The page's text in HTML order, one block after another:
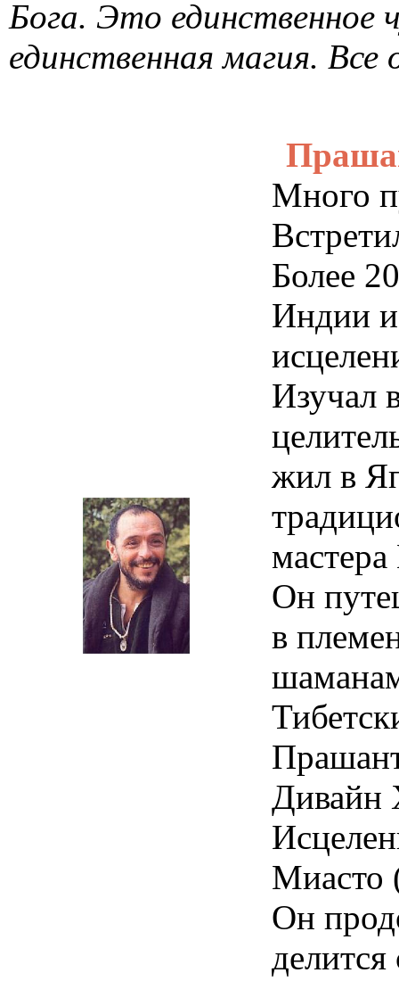
существа. В вас живет
Бога. Это единственное
Много
Более
Индии и
Изучал
жил в
Он
в
Дивайн
Миасто
Он